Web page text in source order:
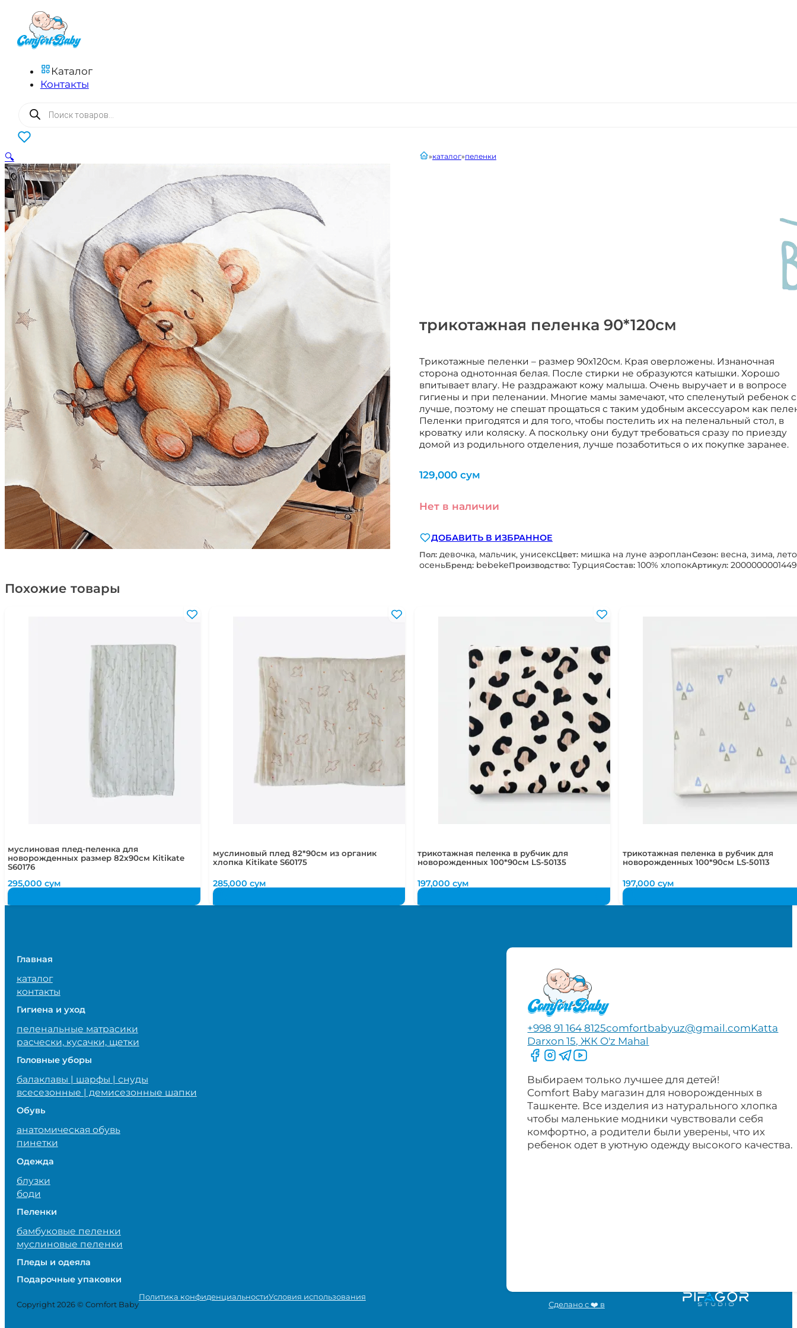
Каталог
Контакты
Поиск
товаров
0
трикотажная пеленка 90*120см
Трикотажные пеленки – размер 90х120см. Края оверложены. Изнаночная
сторона однотонная белая. После стирки не образуются катышки. Хорошо
впитывает влагу. Не раздражают кожу малыша. Очень выручает и в вопросе
гигиены и при пеленании. Многие мамы замечают, что спеленутый ребенок
лучше, поэтому не спешат прощаться с таким удобным аксессуаром как
Пеленки пригодятся и для того, чтобы постелить их на пеленальный стол, в
кроватку или коляску. А поскольку они будут требоваться сразу по приезду
домой из родильного отделения, лучше позаботиться о их покупке заранее.
главнаякаталог пеленки
129,000 сум
Нет в наличии
ДОБАВИТЬ В ИЗБРАННОЕ
Пол: девочка, мальчик, унисексЦвет: мишка на луне аэропланСезон: весна, зима,
осеньБренд: bebekeПроизводство: ТурцияСостав: 100% хлопокАртикул: 2000000001449
🔍
Похожие товары
муслиновая плед-пеленка для
новорожденных размер 82х90см Kitikate
S60176
295,000сум
муслиновый плед 82*90см из органик
хлопка Kitikate S60175
285,000 сум
трикотажная пеленка в рубчик для
новорожденных 100*90см LS-50135
197,000сум
трикотажная пеленка в рубчик для
новорожденных 100*90см LS-50113
197,000 сум
Главная
каталог
контакты
Гигиена и уход
пеленальные матрасики
расчески, кусачки, щетки
Головные уборы
балаклавы | шарфы | снуды
всесезонные | демисезонные шапки
Обувь
анатомическая обувь
пинетки
Одежда
блузки
боди
Пеленки
бамбуковые пеленки
муслиновые пеленки
Пледы и одеяла
Подарочные упаковки
+998 91 164 8125comfortbabyuz@gmail.comKatta
Darxon 15, ЖК O'z Mahal
Следите за нами на Facebook
Следите за нами в Instagram
Следите за нами в Telegram
Следите за нами в YouTube
Выбираем только лучшее для детей!
Comfort Baby магазин для новорожденных в
Ташкенте. Все изделия из натурального хлопка
чтобы маленькие модники чувствовали себя
комфортно, а родители были уверены, что их
ребенок одет в уютную одежду высокого качества.
Copyright 2026 © Comfort Baby
Политика конфиденциальностиУсловия использования
Сделано с ❤️ в